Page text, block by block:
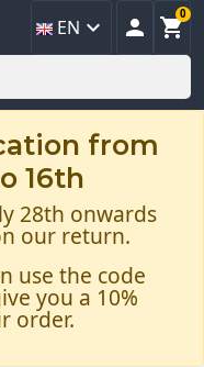
EN   
0
from
16th
28th onwards
our return.
use the code
you a 10%
order.